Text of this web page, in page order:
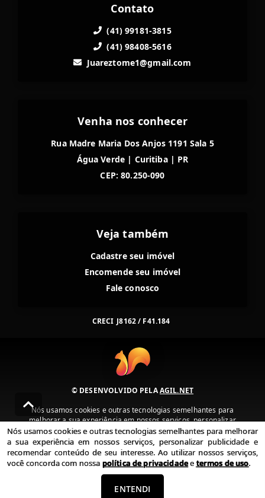
Contato
(41) 99181-3815
(41) 98408-5616
Juareztome1@gmail.com
Venha nos conhecer
Rua Madre Maria Dos Anjos 1191 Sala 5
Água Verde | Curitiba | PR
CEP: 80.250-090
Veja também
Cadastre seu imóvel
Encomende seu imóvel
Fale conosco
CRECI J8162 / F41.184
© DESENVOLVIDO PELAAGIL.NET
Nós usamos cookies e outras tecnologias semelhantes para
melhorar a sua experiência em nossos serviços, personalizar
publicidade e recomendar conteúdo de seu interesse. Ao utilizar
nossos serviços, você concorda com nossa política de privacidade e
termos de uso.
Política de Privacidade Termos de uso
Nós usamos cookies e outras tecnologias semelhantes para melhorar
a sua experiência em nossos serviços, personalizar publicidade e
recomendar conteúdo de seu interesse. Ao utilizar nossos serviços,
você concorda com nossa política de privacidadeetermos de uso.
ENTENDI